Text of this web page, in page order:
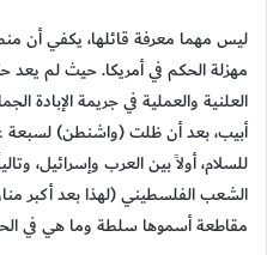
ليس مهما معرفة قائلها، يكفي أن
مهزلة الحكم في أمريكا. حيث لم
العلنية والعملية في جريمة الإبادة
أبيب، بعد أن ظلت (واشنطن) لسبعة
للسلام، أولاً بين العرب وإسرائيل،
الشعب الفلسطيني (لهذا بعد أكبر
مقاطعة أسموها سلطة وما هي في